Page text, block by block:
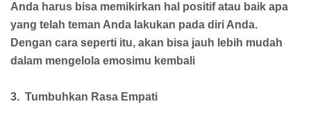
Anda harus bisa memikirkan hal positif atau baik apa
yang telah teman Anda lakukan pada diri Anda.
Dengan cara seperti itu, akan bisa jauh lebih mudah
dalam mengelola emosimu kembali
3. Tumbuhkan Rasa Empati